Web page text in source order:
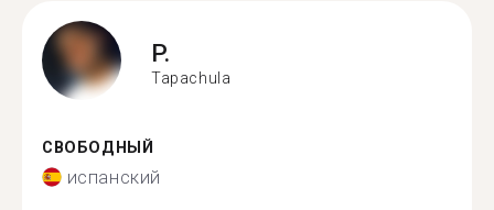
P.
Tapachula
СВОБОДНЫЙ
испанский